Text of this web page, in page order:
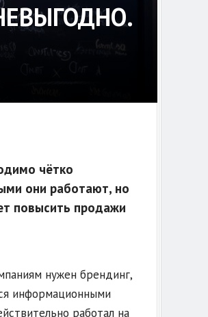
чётко
они работают, но
повысить продажи
нужен брендинг,
информационными
работал на